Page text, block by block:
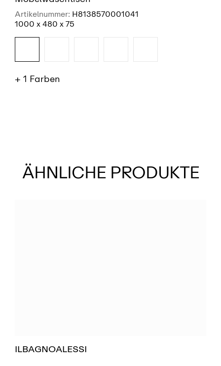
Artikelnummer: H8138570001041
1000 x 480 x 75
+ 1 Farben
ÄHNLICHE PRODUKTE
ILBAGNOALESSI